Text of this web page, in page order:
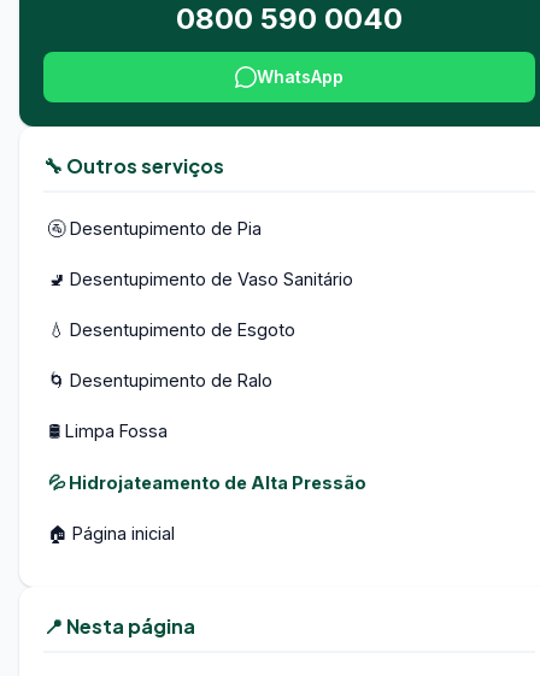
0800 590 0040
WhatsApp
🔧 Outros serviços
🚰 Desentupimento de Pia
🚽 Desentupimento de Vaso Sanitário
💧 Desentupimento de Esgoto
🌀 Desentupimento de Ralo
🛢️ Limpa Fossa
💦 Hidrojateamento de Alta Pressão
🏠 Página inicial
📍 Nesta página